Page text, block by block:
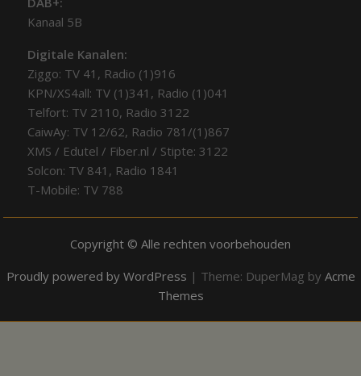
Kanaal 5B
Digitale Kanalen:
Ziggo: TV 41, Radio (1)916
KPN/XS4all: TV (1)341, Radio (1)041
Telfort: TV 2110, Radio 3122
CaiwAy: TV 12/62, Radio 781/(1)867
XMS / Edutel / Fiber.nl / Stipte: 3122
Solcon: TV 841, Radio 1841
T-Mobile: TV 788
Copyright © Alle rechten voorbehouden
Proudly powered by WordPress | Theme: DuperMag by Acme
Themes